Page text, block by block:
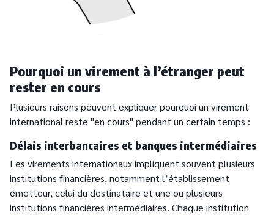
Pourquoi un virement à l’étranger peut
rester en cours
Plusieurs raisons peuvent expliquer pourquoi un virement
international reste "en cours" pendant un certain temps :
Délais interbancaires et banques intermédiaires
Les virements internationaux impliquent souvent plusieurs
institutions financières, notamment l’établissement
émetteur, celui du destinataire et une ou plusieurs
institutions financières intermédiaires. Chaque institution